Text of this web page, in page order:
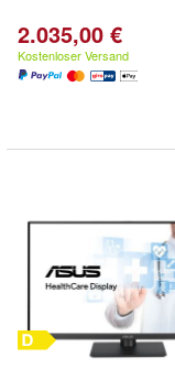
2.035,00 €
Kostenloser Versand